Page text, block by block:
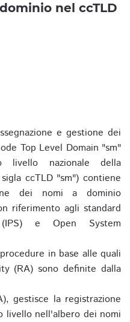
nel ccTLD
e gestione dei
Top Level Domain "sm"
livello nazionale della
ccTLD "sm") contiene
dei nomi a dominio
riferimento agli standard
e Open System
in base alle quali
(RA) sono definite dalla
gestisce la registrazione
livello nell'albero dei nomi